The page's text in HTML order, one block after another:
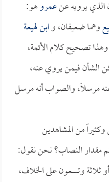
الذي يرويه عنعمروهو:
وهما ضعيفان، وابن لهيعة
تصحيح كلام الأئمة،
الشأن فيمن يروي عنه،
مرسلاً، والصواب أنه مرسل
وكثيراً من المشاهدين
مقدار النصاب؟ نحن نقول:
وتسعون على الخلاف،